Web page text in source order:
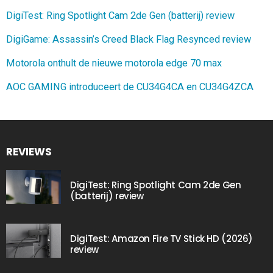
DigiTest: Ring Spotlight Cam 2de Gen (batterij) review
DigiGame: Assassin’s Creed Black Flag Resynced review
Motorola onthult de nieuwe motorola edge 70 max
AOC GAMING introduceert de CU34G4CA en CU34G4ZCA
REVIEWS
DigiTest: Ring Spotlight Cam 2de Gen
(batterij) review
DigiTest: Amazon Fire TV Stick HD (2026)
review